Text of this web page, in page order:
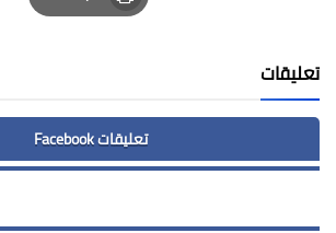
Print
تعليقات
تعليقات Facebook